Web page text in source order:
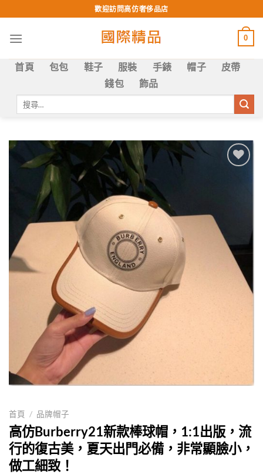
to
content
歡迎訪問高仿奢侈品店
0
首頁 包包 鞋子 服裝 手錶 帽子
皮帶
錢包
飾品
首頁 / 品牌帽子
高仿Burberry21新款棒球帽，1:1出版，流
行的復古美，夏天出門必備，非常顯臉小，
做工細致！